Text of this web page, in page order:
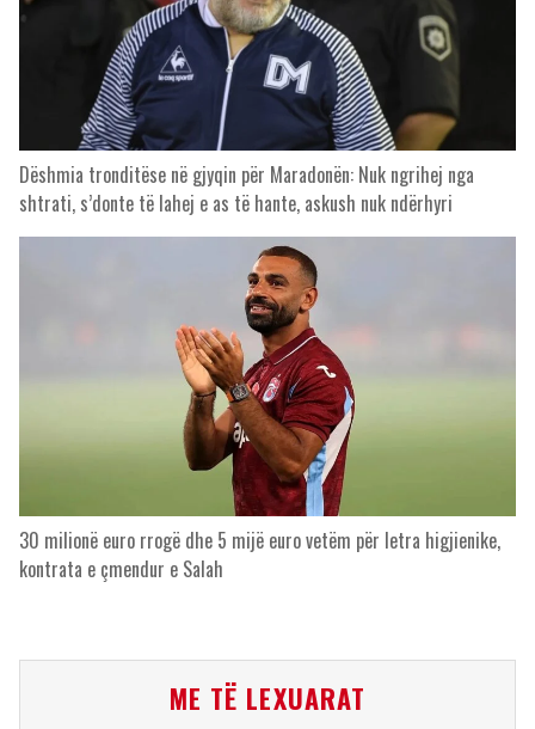
Dëshmia tronditëse në gjyqin për Maradonën: Nuk ngrihej nga
shtrati, s’donte të lahej e as të hante, askush nuk ndërhyri
30 milionë euro rrogë dhe 5 mijë euro vetëm për letra higjienike,
kontrata e çmendur e Salah
ME TË LEXUARAT